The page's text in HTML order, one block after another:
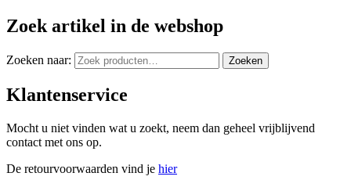
Zoek artikel in de webshop
Zoeken naar: Zoeken
Klantenservice
Mocht u niet vinden wat u zoekt, neem dan geheel vrijblijvend
contact met ons op.
De retourvoorwaarden vind je hier